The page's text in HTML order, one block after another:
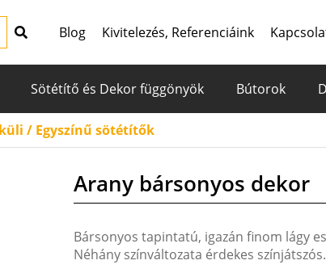
Blog Kivitelezés, Referenciáink
Sötétítő és Dekor függönyök Bútorok
/ Egyszínű sötétítők
Arany bársonyos dekor
Bársonyos tapintatú, igazán finom lágy
Néhány színváltozata érdekes színjátszós.